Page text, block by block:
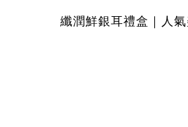
纖潤鮮銀耳禮盒｜人